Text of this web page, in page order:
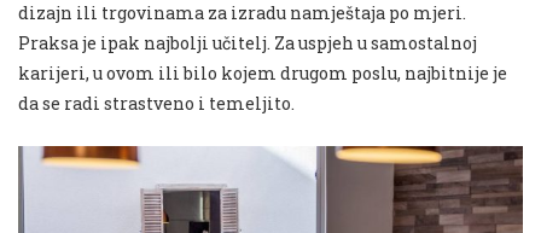
dizajn ili trgovinama za izradu namještaja po mjeri.
Praksa je ipak najbolji učitelj. Za uspjeh u samostalnoj
karijeri, u ovom ili bilo kojem drugom poslu, najbitnije je
da se radi strastveno i temeljito.